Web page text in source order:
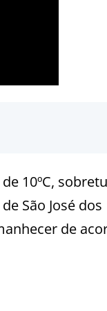
10ºC,
São José dos
de